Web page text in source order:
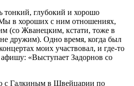
тонкий, глубокий и хорошо
в хороших с ним отношениях,
(со Жванецким, кстати, тоже в
дружим). Одно время, когда был
моих участвовал, и где-то
«Выступает Задорнов со
с Галкиным в Швейцарии по